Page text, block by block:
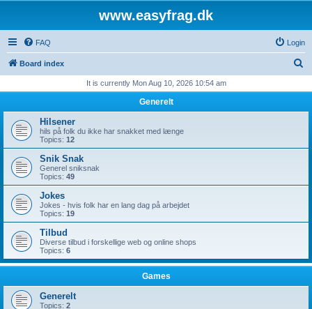
www.easyfrag.dk
FAQ Login
Board index
r
h
It is currently Mon Aug 10, 2026 10:54 am
Generelt
Hilsener
hils på folk du ikke har snakket med længe
Topics: 12
Snik Snak
Generel sniksnak
Topics: 49
Jokes
Jokes - hvis folk har en lang dag på arbejdet
Topics: 19
Tilbud
Diverse tilbud i forskellige web og online shops
Topics: 6
Games
Generelt
Topics: 2